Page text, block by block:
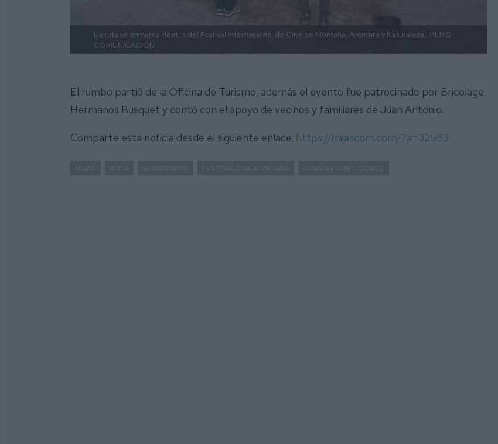
La ruta se enmarca dentro del Festival Internacional de Cine de Montaña, Aventura y Naturaleza. MIJAS
COMUNICACIÓN
El rumbo partió de la Oficina de Turismo, además el evento fue patrocinado por Bricolage
Hermanos Busquet y contó con el apoyo de vecinos y familiares de Juan Antonio.
Comparte esta noticia desde el siguiente enlace: https://mijascom.com/?a=32593